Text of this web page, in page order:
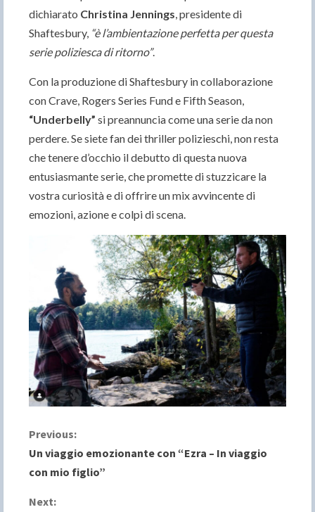
dichiarato Christina Jennings, presidente di
Shaftesbury, “è l’ambientazione perfetta per questa
serie poliziesca di ritorno”.
Con la produzione di Shaftesbury in collaborazione
con Crave, Rogers Series Fund e Fifth Season,
“Underbelly” si preannuncia come una serie da non
perdere. Se siete fan dei thriller polizieschi, non resta
che tenere d’occhio il debutto di questa nuova
entusiasmante serie, che promette di stuzzicare la
vostra curiosità e di offrire un mix avvincente di
emozioni, azione e colpi di scena.
C
o
n
Previous:
Un viaggio emozionante con “Ezra – In viaggio
con mio figlio”
Next: